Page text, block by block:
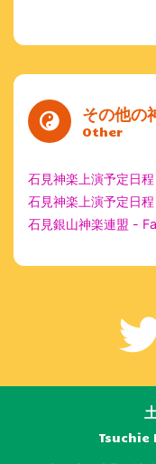
その他の
Other
石見神楽上演予定日程
石見神楽上演予定日程
石見銀山神楽連盟 -
Tsuchie